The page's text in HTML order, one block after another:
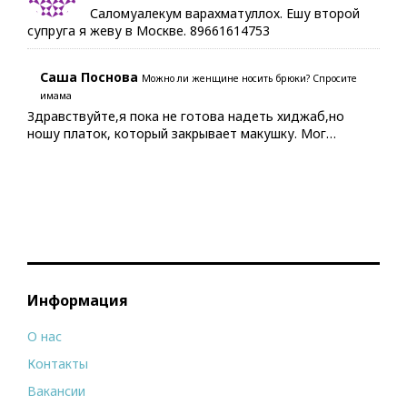
Саломуалекум варахматуллох. Ешу второй
супруга я жеву в Москве. 89661614753
Саша Поснова Можно ли женщине носить брюки? Спросите
имама
Здравствуйте,я пока не готова надеть хиджаб,но
ношу платок, который закрывает макушку. Мог…
Информация
О нас
Контакты
Вакансии